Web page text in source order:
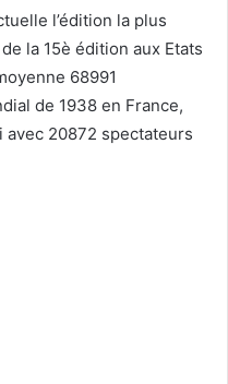
l’édition la plus
la 15è édition aux Etats
68991
de 1938 en France,
20872 spectateurs